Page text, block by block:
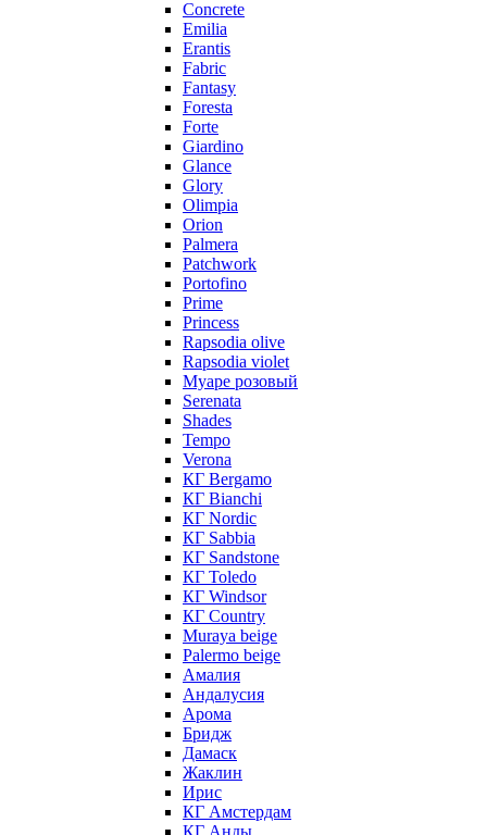
Concrete
Emilia
Erantis
Fabric
Fantasy
Foresta
Forte
Giardino
Glance
Glory
Olimpia
Orion
Palmera
Patchwork
Portofino
Prime
Princess
Rapsodia olive
Rapsodia violet
Муаре розовый
Serenata
Shades
Tempo
Verona
КГ Bergamo
КГ Bianchi
КГ Nordic
КГ Sabbia
КГ Sandstone
КГ Toledo
КГ Windsor
КГ Сountry
Muraya beige
Palermo beige
Амалия
Андалусия
Арома
Бридж
Дамаск
Жаклин
Ирис
КГ Амстердам
КГ Анды